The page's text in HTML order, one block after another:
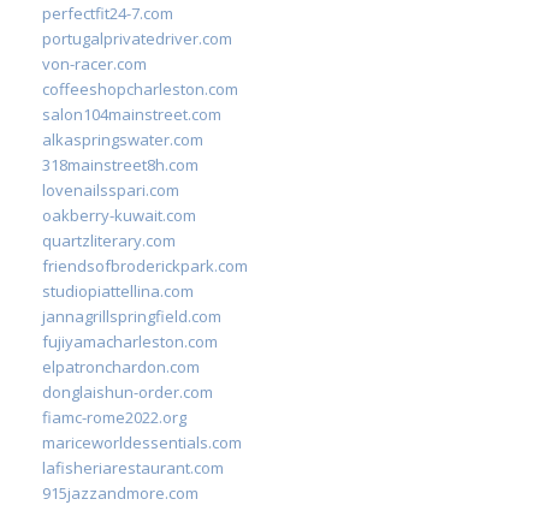
perfectfit24-7.com
portugalprivatedriver.com
von-racer.com
coffeeshopcharleston.com
salon104mainstreet.com
alkaspringswater.com
318mainstreet8h.com
lovenailsspari.com
oakberry-kuwait.com
quartzliterary.com
friendsofbroderickpark.com
studiopiattellina.com
jannagrillspringfield.com
fujiyamacharleston.com
elpatronchardon.com
donglaishun-order.com
fiamc-rome2022.org
mariceworldessentials.com
lafisheriarestaurant.com
915jazzandmore.com